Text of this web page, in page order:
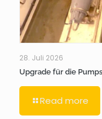
28. Juli 2026
Upgrade für die
Read more